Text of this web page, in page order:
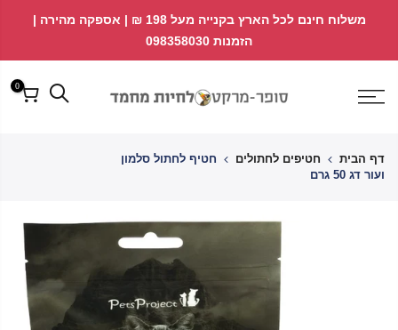
פתח ווידג'ט נגישות
משלוח חינם לכל הארץ בקנייה מעל 198 ₪ | אספקה מהירה |
הזמנות 098358030
0
דף הבית חטיפים לחתולים
חטיף לחתול סלמון
ועור דג 50 גרם